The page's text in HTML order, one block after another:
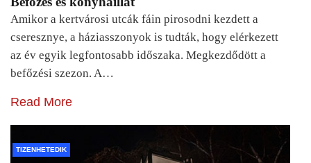
Amikor a kertvárosi utcák fáin pirosodni kezdett a
cseresznye, a háziasszonyok is tudták, hogy elérkezett
az év egyik legfontosabb időszaka. Megkezdődött a
befőzési szezon. A…
Read More
TIZENHETEDIK